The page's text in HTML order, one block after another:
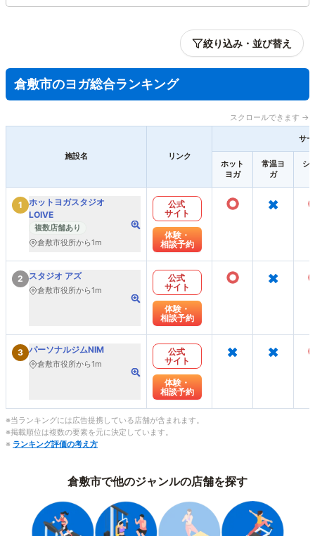
絞り込み・並び替え
倉敷市のヨガ総合ランキング
スクロールできます →
施設名 リンク
サ
ホット
ヨガ
常温ヨ
ガ
シ
1
ホットヨガスタジオ
LOIVE
複数店舗あり
倉敷市役所から1m
公式
サイト
体験・
相談予約
○ ×
2 スタジオ アズ
倉敷市役所から1m
公式
サイト
体験・
相談予約
○ ×
3 パーソナルジムNIM
倉敷市役所から1m
公式
サイト
体験・
相談予約
× ×
※当ランキングには広告提携している店舗が含まれます。
※掲載順位は複数の要素を元に決定しています。
※ ランキング評価の考え方
倉敷市で他のジャンルの店舗を探す